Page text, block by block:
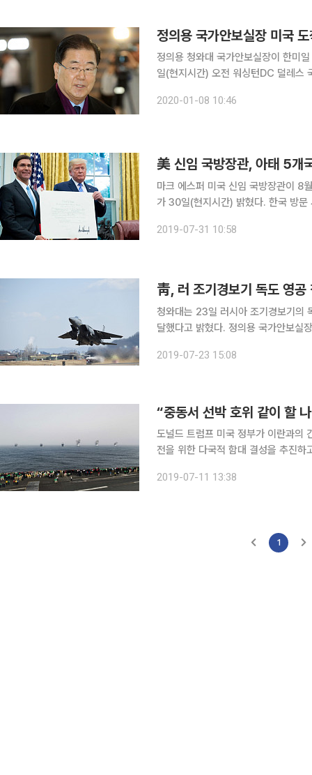
정의용 국가안보실장 미국
정의용 청와대 국가안보실장이 한미일 안
일(현지시간) 오전 워싱턴DC 덜레스
2020-01-08 10:46
美 신임 국방장관, 아태 5개
마크 에스퍼 미국 신임 국방장관이 8
가 30일(현지시간) 밝혔다. 한국 방문
해 호주, 뉴질랜드, 일본, 몽골, 한국
2019-07-31 10:58
청와대는 23일 러시아 조기경보기의
달했다고 밝혔다. 정의용 국가안보실장은 러시아군용기의 영공침범에 대해 러시아 연방안보회의 서
경우 훨씬 더 강력한 조치를 취하게
2019-07-23 15:08
“중동서 선박 호위 같이 할
도널드 트럼프 미국 정부가 이란과의
전을 위한 다국적 함대 결성을 추진하고 있다. 일본의 반도체 핵심 소재 3개 품목
따라 한일 양국 중 어느 편을 들 것인
2019-07-11 13:38
1